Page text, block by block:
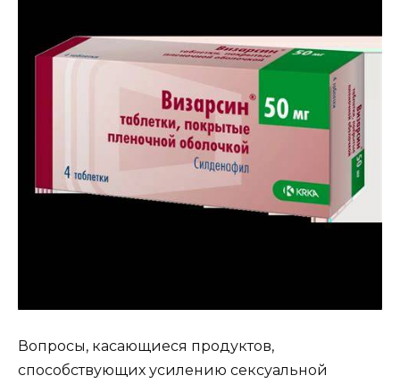
Вопросы, касающиеся продуктов,
способствующих усилению сексуальной